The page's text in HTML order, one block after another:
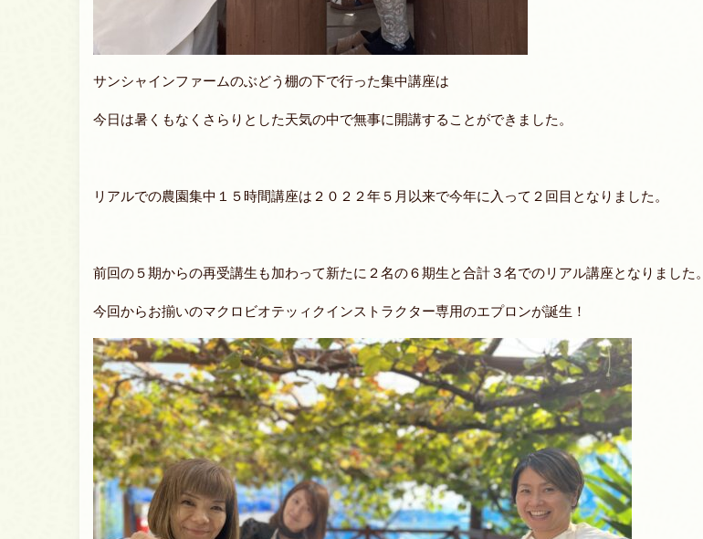
サンシャインファームのぶどう棚の下で行った集中講座は
今日は暑くもなくさらりとした天気の中で無事に開講することができました。
リアルでの農園集中１５時間講座は２０２２年５月以来で今年に入って２回目となりました。
前回の５期からの再受講生も加わって新たに２名の６期生と合計３名でのリアル講座となりました。
今回からお揃いのマクロビオテッィクインストラクター専用のエプロンが誕生！